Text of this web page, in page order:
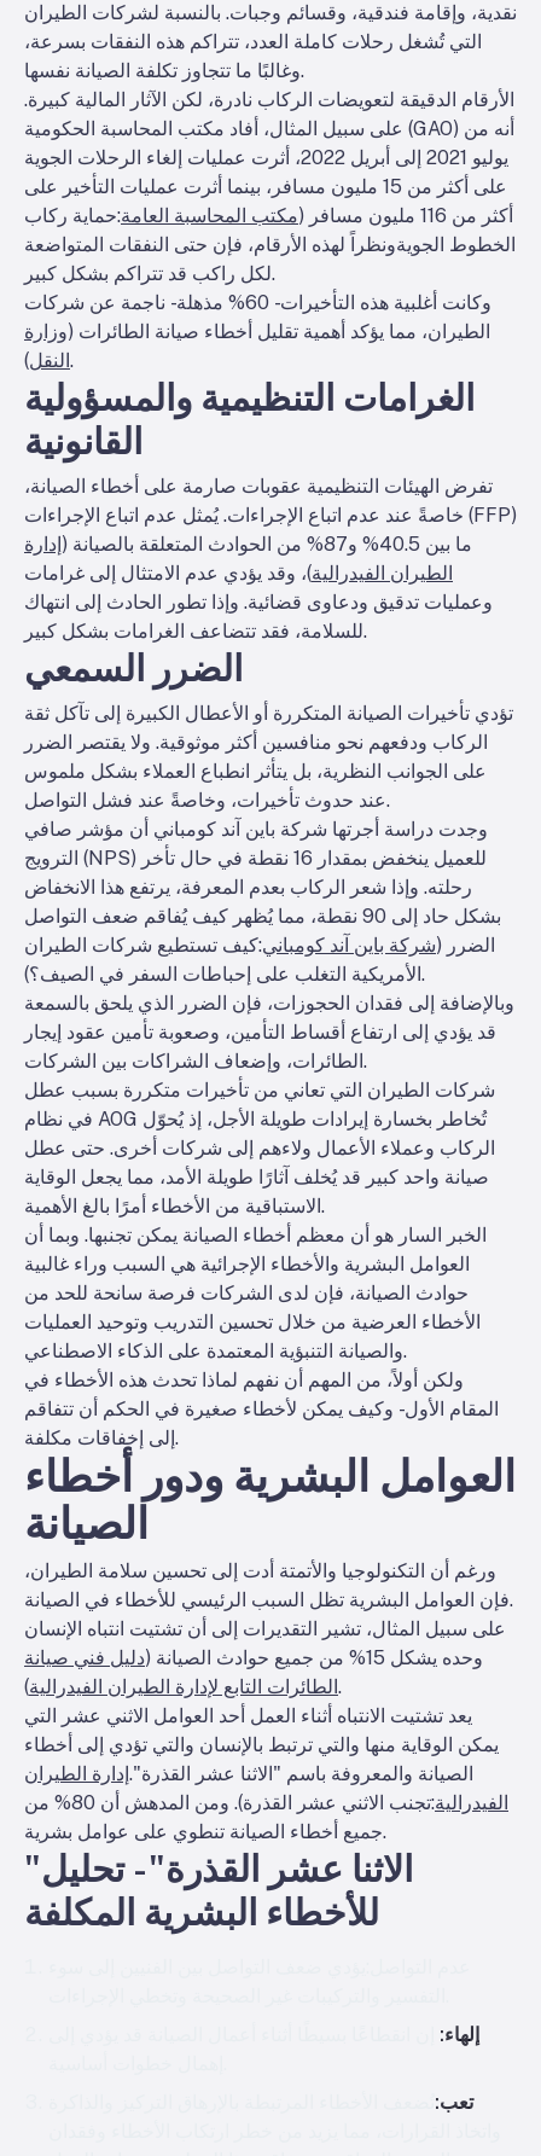
نقدية، وإقامة فندقية، وقسائم وجبات. بالنسبة لشركات الطيران
التي تُشغل رحلات كاملة العدد، تتراكم هذه النفقات بسرعة،
وغالبًا ما تتجاوز تكلفة الصيانة نفسها.
الأرقام الدقيقة لتعويضات الركاب نادرة، لكن الآثار المالية كبيرة.
على سبيل المثال، أفاد مكتب المحاسبة الحكومية (GAO) أنه من
يوليو 2021 إلى أبريل 2022، أثرت عمليات إلغاء الرحلات الجوية
على أكثر من 15 مليون مسافر، بينما أثرت عمليات التأخير على
أكثر من 116 مليون مسافر (
مكتب المحاسبة العامة:حماية ركاب
الخطوط الجويةونظراً لهذه الأرقام، فإن حتى النفقات المتواضعة
لكل راكب قد تتراكم بشكل كبير.
وكانت أغلبية هذه التأخيرات - 60% مذهلة - ناجمة عن شركات
الطيران، مما يؤكد أهمية تقليل أخطاء صيانة الطائرات (وزارة
النقل).
الغرامات التنظيمية والمسؤولية
القانونية
تفرض الهيئات التنظيمية عقوبات صارمة على أخطاء الصيانة،
خاصةً عند عدم اتباع الإجراءات. يُمثل عدم اتباع الإجراءات (FFP)
ما بين 40.5% و87% من الحوادث المتعلقة بالصيانة (
إدارة
الطيران الفيدرالية)، وقد يؤدي عدم الامتثال إلى غرامات
وعمليات تدقيق ودعاوى قضائية. وإذا تطور الحادث إلى انتهاك
للسلامة، فقد تتضاعف الغرامات بشكل كبير.
الضرر السمعي
تؤدي تأخيرات الصيانة المتكررة أو الأعطال الكبيرة إلى تآكل ثقة
الركاب ودفعهم نحو منافسين أكثر موثوقية. ولا يقتصر الضرر
على الجوانب النظرية، بل يتأثر انطباع العملاء بشكل ملموس
عند حدوث تأخيرات، وخاصةً عند فشل التواصل.
وجدت دراسة أجرتها شركة باين آند كومباني أن مؤشر صافي
الترويج (NPS) للعميل ينخفض بمقدار 16 نقطة في حال تأخر
رحلته. وإذا شعر الركاب بعدم المعرفة، يرتفع هذا الانخفاض
بشكل حاد إلى 90 نقطة، مما يُظهر كيف يُفاقم ضعف التواصل
الضرر (شركة باين آند كومباني:كيف تستطيع شركات الطيران
الأمريكية التغلب على إحباطات السفر في الصيف؟).
وبالإضافة إلى فقدان الحجوزات، فإن الضرر الذي يلحق بالسمعة
قد يؤدي إلى ارتفاع أقساط التأمين، وصعوبة تأمين عقود إيجار
الطائرات، وإضعاف الشراكات بين الشركات.
شركات الطيران التي تعاني من تأخيرات متكررة بسبب عطل
في نظام AOG تُخاطر بخسارة إيرادات طويلة الأجل، إذ يُحوّل
الركاب وعملاء الأعمال ولاءهم إلى شركات أخرى. حتى عطل
صيانة واحد كبير قد يُخلف آثارًا طويلة الأمد، مما يجعل الوقاية
الاستباقية من الأخطاء أمرًا بالغ الأهمية.
الخبر السار هو أن معظم أخطاء الصيانة يمكن تجنبها. وبما أن
العوامل البشرية والأخطاء الإجرائية هي السبب وراء غالبية
حوادث الصيانة، فإن لدى الشركات فرصة سانحة للحد من
الأخطاء العرضية من خلال تحسين التدريب وتوحيد العمليات
والصيانة التنبؤية المعتمدة على الذكاء الاصطناعي.
ولكن أولاً، من المهم أن نفهم لماذا تحدث هذه الأخطاء في
المقام الأول - وكيف يمكن لأخطاء صغيرة في الحكم أن تتفاقم
إلى إخفاقات مكلفة.
العوامل البشرية ودور أخطاء
الصيانة
ورغم أن التكنولوجيا والأتمتة أدت إلى تحسين سلامة الطيران،
فإن العوامل البشرية تظل السبب الرئيسي للأخطاء في الصيانة.
على سبيل المثال، تشير التقديرات إلى أن تشتيت انتباه الإنسان
وحده يشكل 15% من جميع حوادث الصيانة (
دليل فني صيانة
الطائرات التابع لإدارة الطيران الفيدرالية).
يعد تشتيت الانتباه أثناء العمل أحد العوامل الاثني عشر التي
يمكن الوقاية منها والتي ترتبط بالإنسان والتي تؤدي إلى أخطاء
الصيانة والمعروفة باسم "الاثنا عشر القذرة".إدارة الطيران
الفيدرالية:تجنب الاثني عشر القذرة
). ومن المدهش أن 80% من
جميع أخطاء الصيانة تنطوي على عوامل بشرية.
"الاثنا عشر القذرة" - تحليل
للأخطاء البشرية المكلفة
إلهاء:
تعب: